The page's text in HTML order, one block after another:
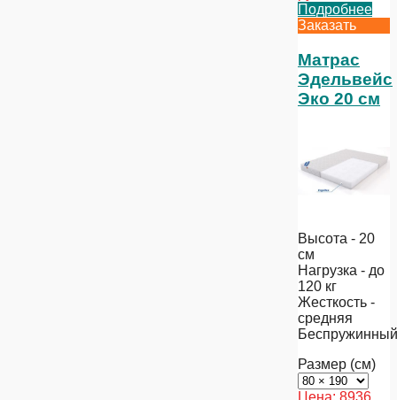
Подробнее
Заказать
Матрас
Эдельвейс
Эко 20 см
Высота - 20
см
Нагрузка - до
120 кг
Жесткость -
средняя
Беспружинный
Размер (см)